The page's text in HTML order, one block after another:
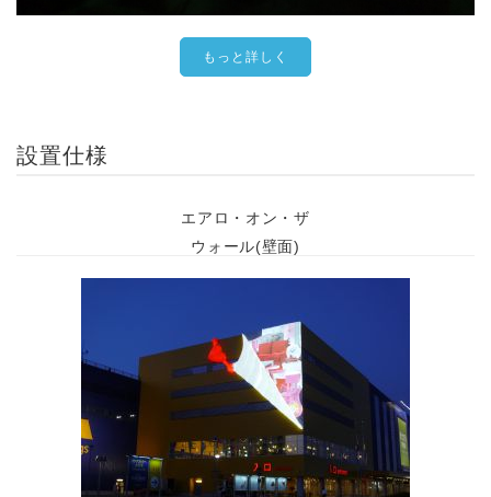
もっと詳しく
設置仕様
エアロ・オン・ザ
ウォール(壁面)